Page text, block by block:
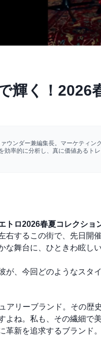
輝く！2026
ウンダー兼編集長。マーケティン
率的に分析し、真に価値あるト
トロ2026春夏コレクショ
するこの街で、先日開
舞台に、ひときわ眩し
、今回どのようなスタ
アリーブランド。その歴
ね。私も、その繊細で
革新を追求するブランド